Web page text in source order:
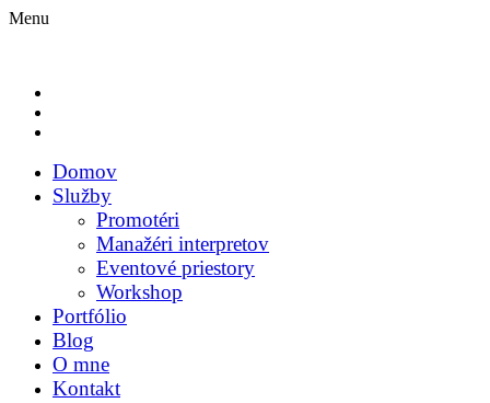
Menu
Domov
Služby
Promotéri
Manažéri interpretov
Eventové priestory
Workshop
Portfólio
Blog
O mne
Kontakt